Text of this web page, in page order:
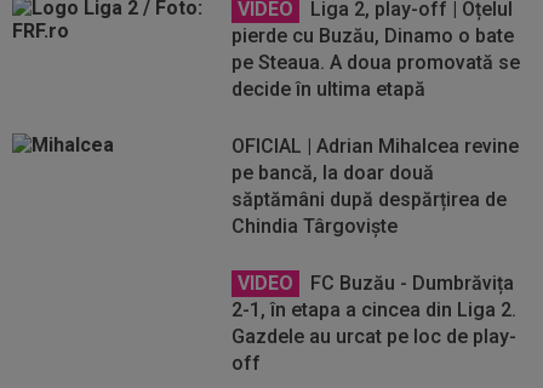
VIDEO
Liga 2, play-off | Oțelul
pierde cu Buzău, Dinamo o bate
pe Steaua. A doua promovată se
decide în ultima etapă
OFICIAL | Adrian Mihalcea revine
pe bancă, la doar două
săptămâni după despărțirea de
Chindia Târgoviște
VIDEO
FC Buzău - Dumbrăvița
2-1, în etapa a cincea din Liga 2.
Gazdele au urcat pe loc de play-
off